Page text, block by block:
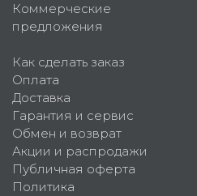
Коммерческие
предложения
Как сделать заказ
Оплата
Доставка
Гарантия и сервис
Обмен и возврат
Акции и распродажи
Публичная оферта
Политика